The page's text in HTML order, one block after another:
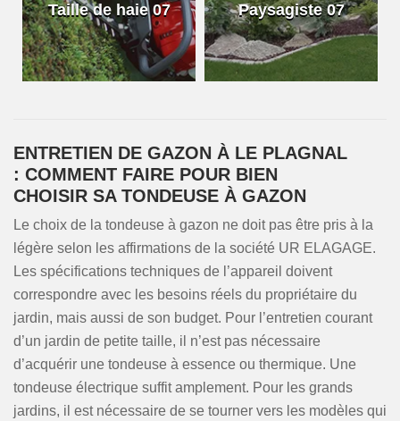
Taille de haie 07 Paysagiste 07
ENTRETIEN DE GAZON À LE PLAGNAL
: COMMENT FAIRE POUR BIEN
CHOISIR SA TONDEUSE À GAZON
Le choix de la tondeuse à gazon ne doit pas être pris à la
légère selon les affirmations de la société UR ELAGAGE.
Les spécifications techniques de l’appareil doivent
correspondre avec les besoins réels du propriétaire du
jardin, mais aussi de son budget. Pour l’entretien courant
d’un jardin de petite taille, il n’est pas nécessaire
d’acquérir une tondeuse à essence ou thermique. Une
tondeuse électrique suffit amplement. Pour les grands
jardins, il est nécessaire de se tourner vers les modèles qui